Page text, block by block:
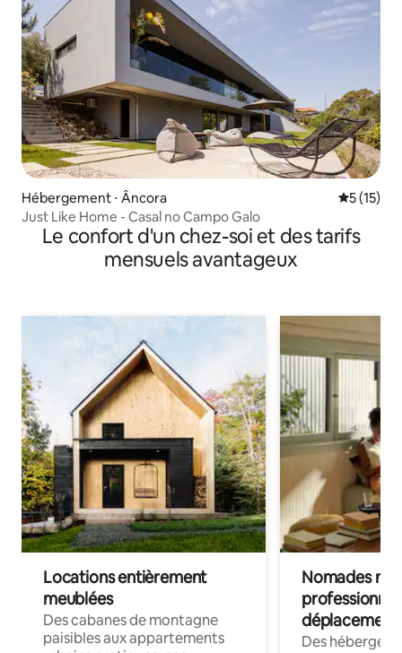
Hébergement ⋅ Âncora
5 (15)
Just Like Home - Casal no Campo Galo
Le confort d'un chez-soi et des tarifs
mensuels avantageux
Locations entièrement
meublées
Des cabanes de montagne
paisibles aux appartements
Nomades
déplacement
Des